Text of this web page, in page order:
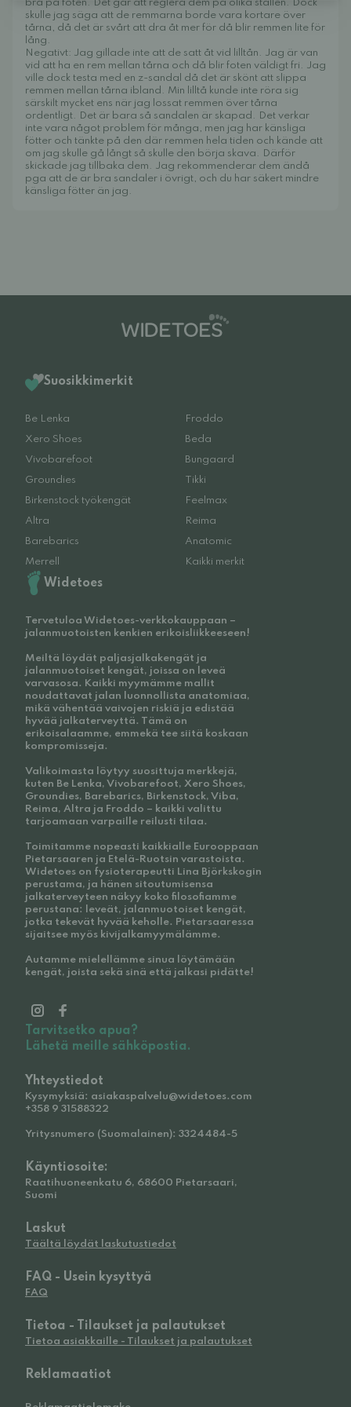
bra på foten. Det går att reglera dem på olika ställen. Dock
skulle jag säga att de remmarna borde vara kortare över
tårna, då det är svårt att dra åt mer för då blir remmen lite för
lång.
Negativt: Jag gillade inte att de satt åt vid lilltån. Jag är van
vid att ha en rem mellan tårna och då blir foten väldigt fri. Jag
ville dock testa med en z-sandal då det är skönt att slippa
remmen mellan tårna ibland. Min lilltå kunde inte röra sig
särskilt mycket ens när jag lossat remmen över tårna
ordentligt. Det är bara så sandalen är skapad. Det verkar
inte vara något problem för många, men jag har känsliga
fötter och tänkte på den där remmen hela tiden och kände att
om jag skulle gå långt så skulle den börja skava. Därför
skickade jag tillbaka dem. Jag rekommenderar dem ändå
pga att de är bra sandaler i övrigt, och du har säkert mindre
känsliga fötter än jag.
Suosikkimerkit
Be Lenka
Froddo
Xero Shoes
Beda
Vivobarefoot
Bungaard
Groundies
Tikki
Birkenstock työkengät
Feelmax
Altra
Reima
Barebarics
Anatomic
Merrell
Kaikki merkit
Widetoes
Tervetuloa Widetoes-verkkokauppaan –
jalanmuotoisten kenkien erikoisliikkeeseen!
Meiltä löydät paljasjalkakengät ja
jalanmuotoiset kengät, joissa on leveä
varvasosa. Kaikki myymämme mallit
noudattavat jalan luonnollista anatomiaa,
mikä vähentää vaivojen riskiä ja edistää
hyvää jalkaterveyttä. Tämä on
erikoisalaamme, emmekä tee siitä koskaan
kompromisseja.
Valikoimasta löytyy suosittuja merkkejä,
kuten Be Lenka, Vivobarefoot, Xero Shoes,
Groundies, Barebarics, Birkenstock, Viba,
Reima, Altra ja Froddo – kaikki valittu
tarjoamaan varpaille reilusti tilaa.
Toimitamme nopeasti kaikkialle Eurooppaan
Pietarsaaren ja Etelä-Ruotsin varastoista.
Widetoes on fysioterapeutti Lina Björkskogin
perustama, ja hänen sitoutumisensa
jalkaterveyteen näkyy koko filosofiamme
perustana: leveät, jalanmuotoiset kengät,
jotka tekevät hyvää keholle. Pietarsaaressa
sijaitsee myös kivijalkamyymälämme.
Autamme mielellämme sinua löytämään
kengät, joista sekä sinä että jalkasi pidätte!
Tarvitsetko apua?
Lähetä meille sähköpostia.
Yhteystiedot
Kysymyksiä: asiakaspalvelu@widetoes.com
+358 9 31588322
Yritysnumero (Suomalainen): 3324484-5
Käyntiosoite:
Raatihuoneenkatu 6, 68600 Pietarsaari,
Suomi
Laskut
Täältä löydät laskutustiedot
FAQ - Usein kysyttyä
FAQ
Tietoa - Tilaukset ja palautukset
Tietoa asiakkaille - Tilaukset ja palautukset
Reklamaatiot